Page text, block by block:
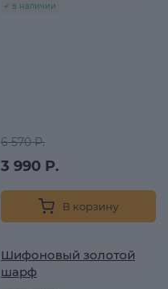
в наличии
6 570 Р.
3 990 Р.
В корзину
Шифоновый золотой
шарф